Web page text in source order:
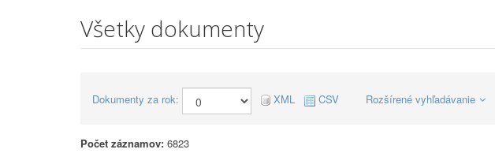
Všetky dokumenty
Dokumenty za rok: XML CSV Rozšírené vyhľadávanie
Počet záznamov: 6823